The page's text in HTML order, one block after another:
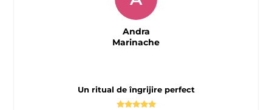
Un ritual de îngrijire perfect
Andra
Marinache